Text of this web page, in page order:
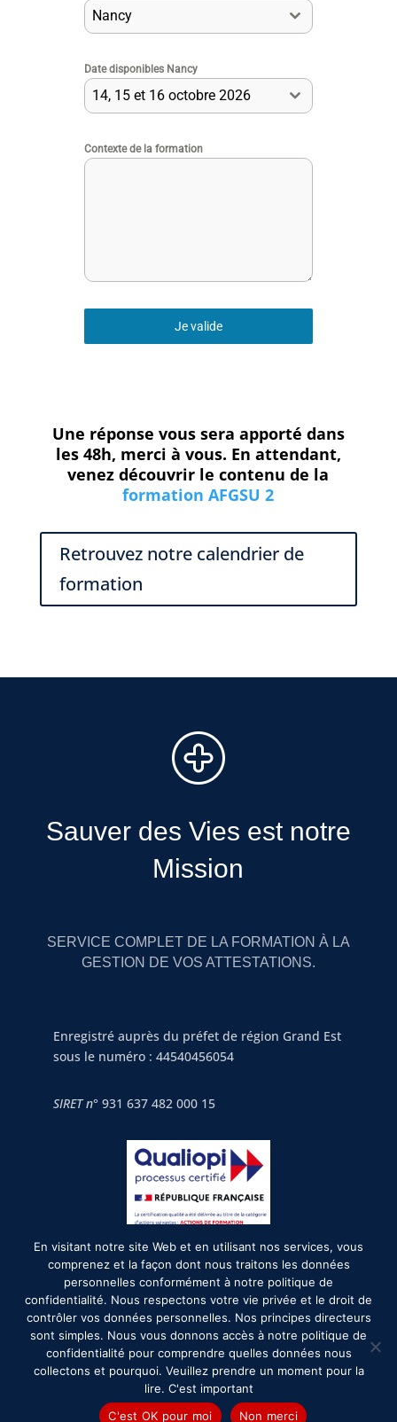
Nancy
Date disponibles Nancy
14, 15 et 16 octobre 2026
Contexte de la formation
Je valide
Une réponse vous sera apporté dans
les 48h, merci à vous. En attendant,
venez découvrir le contenu de la
formation AFGSU 2
Retrouvez notre calendrier de
formation
Sauver des Vies est notre
Mission
SERVICE COMPLET DE LA FORMATION À LA
GESTION DE VOS ATTESTATIONS.
Enregistré auprès du préfet de région Grand Est
sous le numéro : 44540456054
SIRET n° 931 637 482 000 15
2026©formurgences.com
Mentions légales
Formurgences recrute
Conditions Générales d'utilisation
En visitant notre site Web et en utilisant nos services, vous
comprenez et la façon dont nous traitons les données
personnelles conformément à notre politique de
confidentialité. Nous respectons votre vie privée et le droit de
contrôler vos données personnelles. Nos principes directeurs
sont simples. Nous vous donnons accès à notre politique de
confidentialité pour comprendre quelles données nous
collectons et pourquoi. Veuillez prendre un moment pour la
lire. C'est important
C'est OK pour moi
Non merci